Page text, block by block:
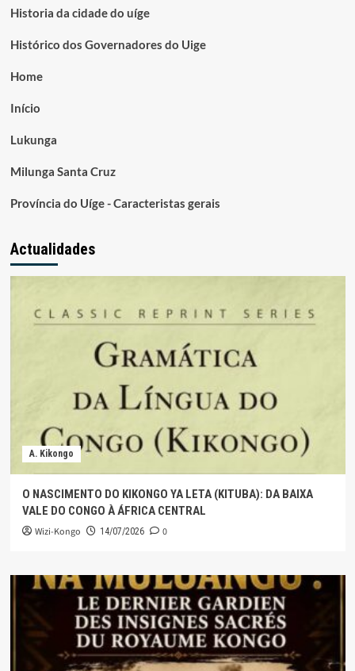
Historia da cidade do uíge
Histórico dos Governadores do Uige
Home
Início
Lukunga
Milunga Santa Cruz
Província do Uíge - Caracteristas gerais
Actualidades
A. Kikongo
O NASCIMENTO DO KIKONGO YA LETA (KITUBA): DA BAIXA
VALE DO CONGO À ÁFRICA CENTRAL
Wizi-Kongo 14/07/2026 0